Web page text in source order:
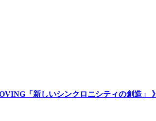
「新しいシンクロニシティの創造」 》